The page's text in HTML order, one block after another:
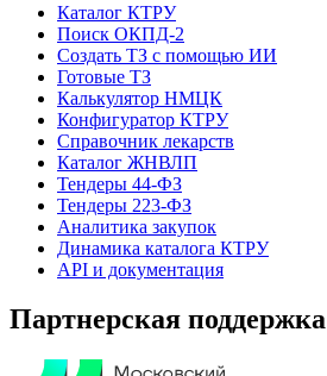
Каталог КТРУ
Поиск ОКПД-2
Создать ТЗ с помощью ИИ
Готовые ТЗ
Калькулятор НМЦК
Конфигуратор КТРУ
Справочник лекарств
Каталог ЖНВЛП
Тендеры 44-ФЗ
Тендеры 223-ФЗ
Аналитика закупок
Динамика каталога КТРУ
API и документация
Партнерская поддержка